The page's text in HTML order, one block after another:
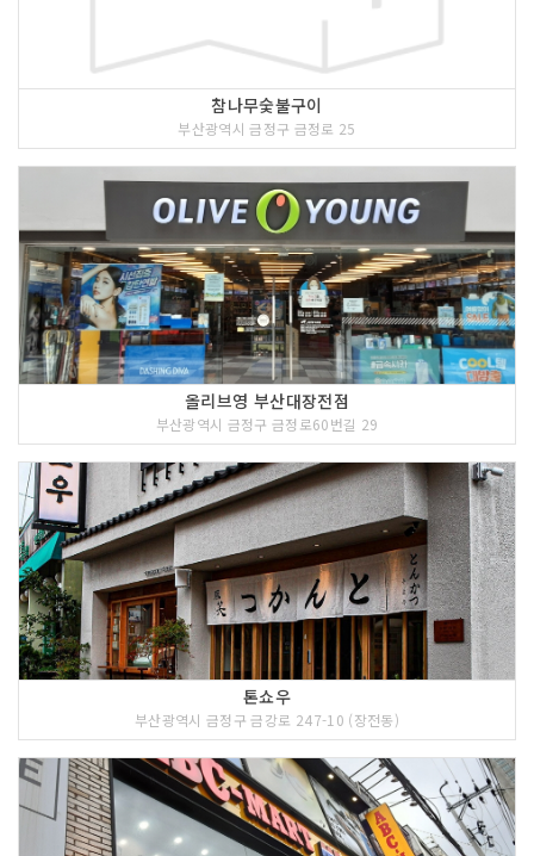
참나무숯불구이
부산광역시 금정구 금정로 25
올리브영 부산대장전점
부산광역시 금정구 금정로60번길 29
톤쇼우
부산광역시 금정구 금강로 247-10 (장전동)